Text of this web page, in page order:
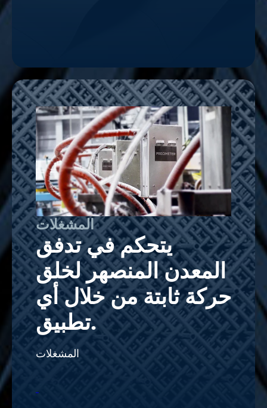
المشغلات
يتحكم في تدفق
المعدن المنصهر لخلق
حركة ثابتة من خلال أي
تطبيق.
المشغلات